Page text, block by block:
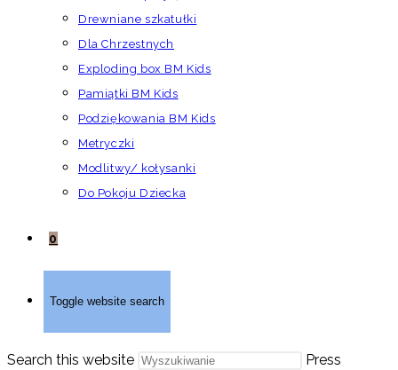
Drewniane szkatułki
Dla Chrzestnych
Exploding box BM Kids
Pamiątki BM Kids
Podziękowania BM Kids
Metryczki
Modlitwy/ kołysanki
Do Pokoju Dziecka
0
Toggle website search
Search this website
Press